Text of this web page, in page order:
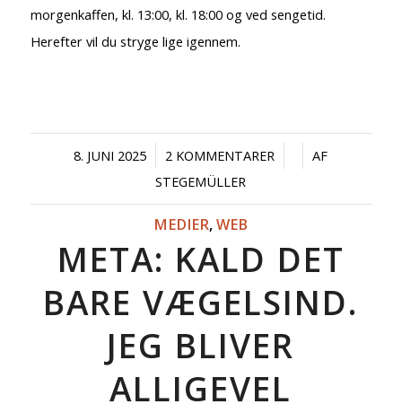
morgenkaffen, kl. 13:00, kl. 18:00 og ved sengetid.
Herefter vil du stryge lige igennem.
8. JUNI 2025
/ 2 KOMMENTARER
/ /
AF
STEGEMÜLLER
MEDIER,WEB
META: KALD DET
BARE VÆGELSIND.
JEG BLIVER
ALLIGEVEL